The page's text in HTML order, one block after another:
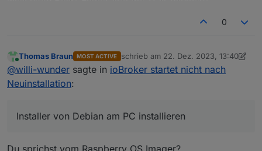
0
Online
Thomas Braun MOST ACTIVE schrieb am 22. Dez. 2023, 13:40
zuletzt editiert von Thomas Braun
@willi-wunder sagte in ioBroker startet nicht nach
Neuinstallation:
Installer von Debian am PC installieren